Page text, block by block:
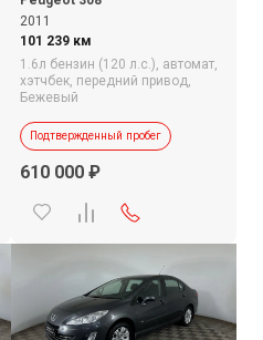
2011
101 239 км
1.6л бензин (120 л.с.), автомат,
хэтчбек, передний привод,
Бежевый
Подтвержденный пробег
610 000